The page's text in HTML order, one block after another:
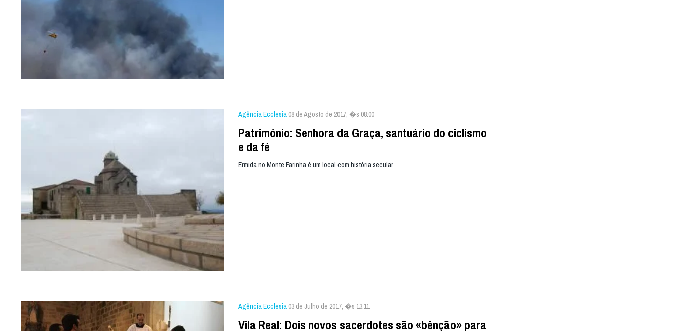
Agência Ecclesia 08 de Agosto de 2017, �s 08:00
Património: Senhora da Graça, santuário do ciclismo
e da fé
Ermida no Monte Farinha é um local com história secular
Agência Ecclesia 03 de Julho de 2017, �s 13:11
Vila Real: Dois novos sacerdotes são «bênção» para